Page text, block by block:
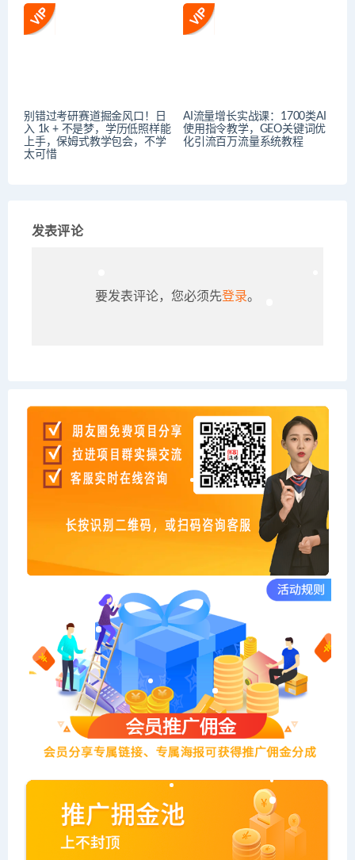
别错过考研赛道掘金风口！日
入 1k + 不是梦，学历低照样能
上手，保姆式教学包会，不学
太可惜
AI流量增长实战课：1700类AI
使用指令教学，GEO关键词优
化引流百万流量系统教程
发表评论
要发表评论，您必须先登录。